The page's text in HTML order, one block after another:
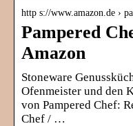
http s://www.amazon.de ›
Pampered
Amazon
Stoneware
Ofenmeister und den
von Pampered Chef:
Chef / …